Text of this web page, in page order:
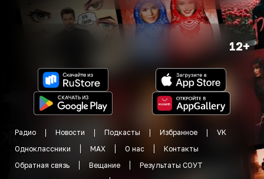
12+
Радио Новости Подкасты Избранное
VK
Одноклассники
MAX О нас
Контакты
Обратная связь
Вещание
Результаты СОУТ